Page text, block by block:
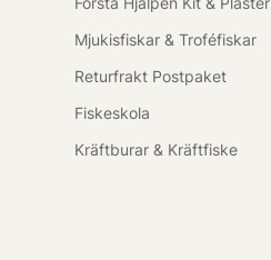
Mjukisfiskar & Troféfiskar
Returfrakt Postpaket
Fiskeskola
Kräftburar & Kräftfiske